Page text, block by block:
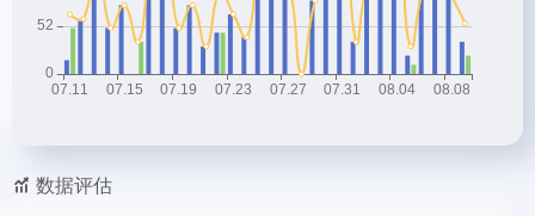
数据评估